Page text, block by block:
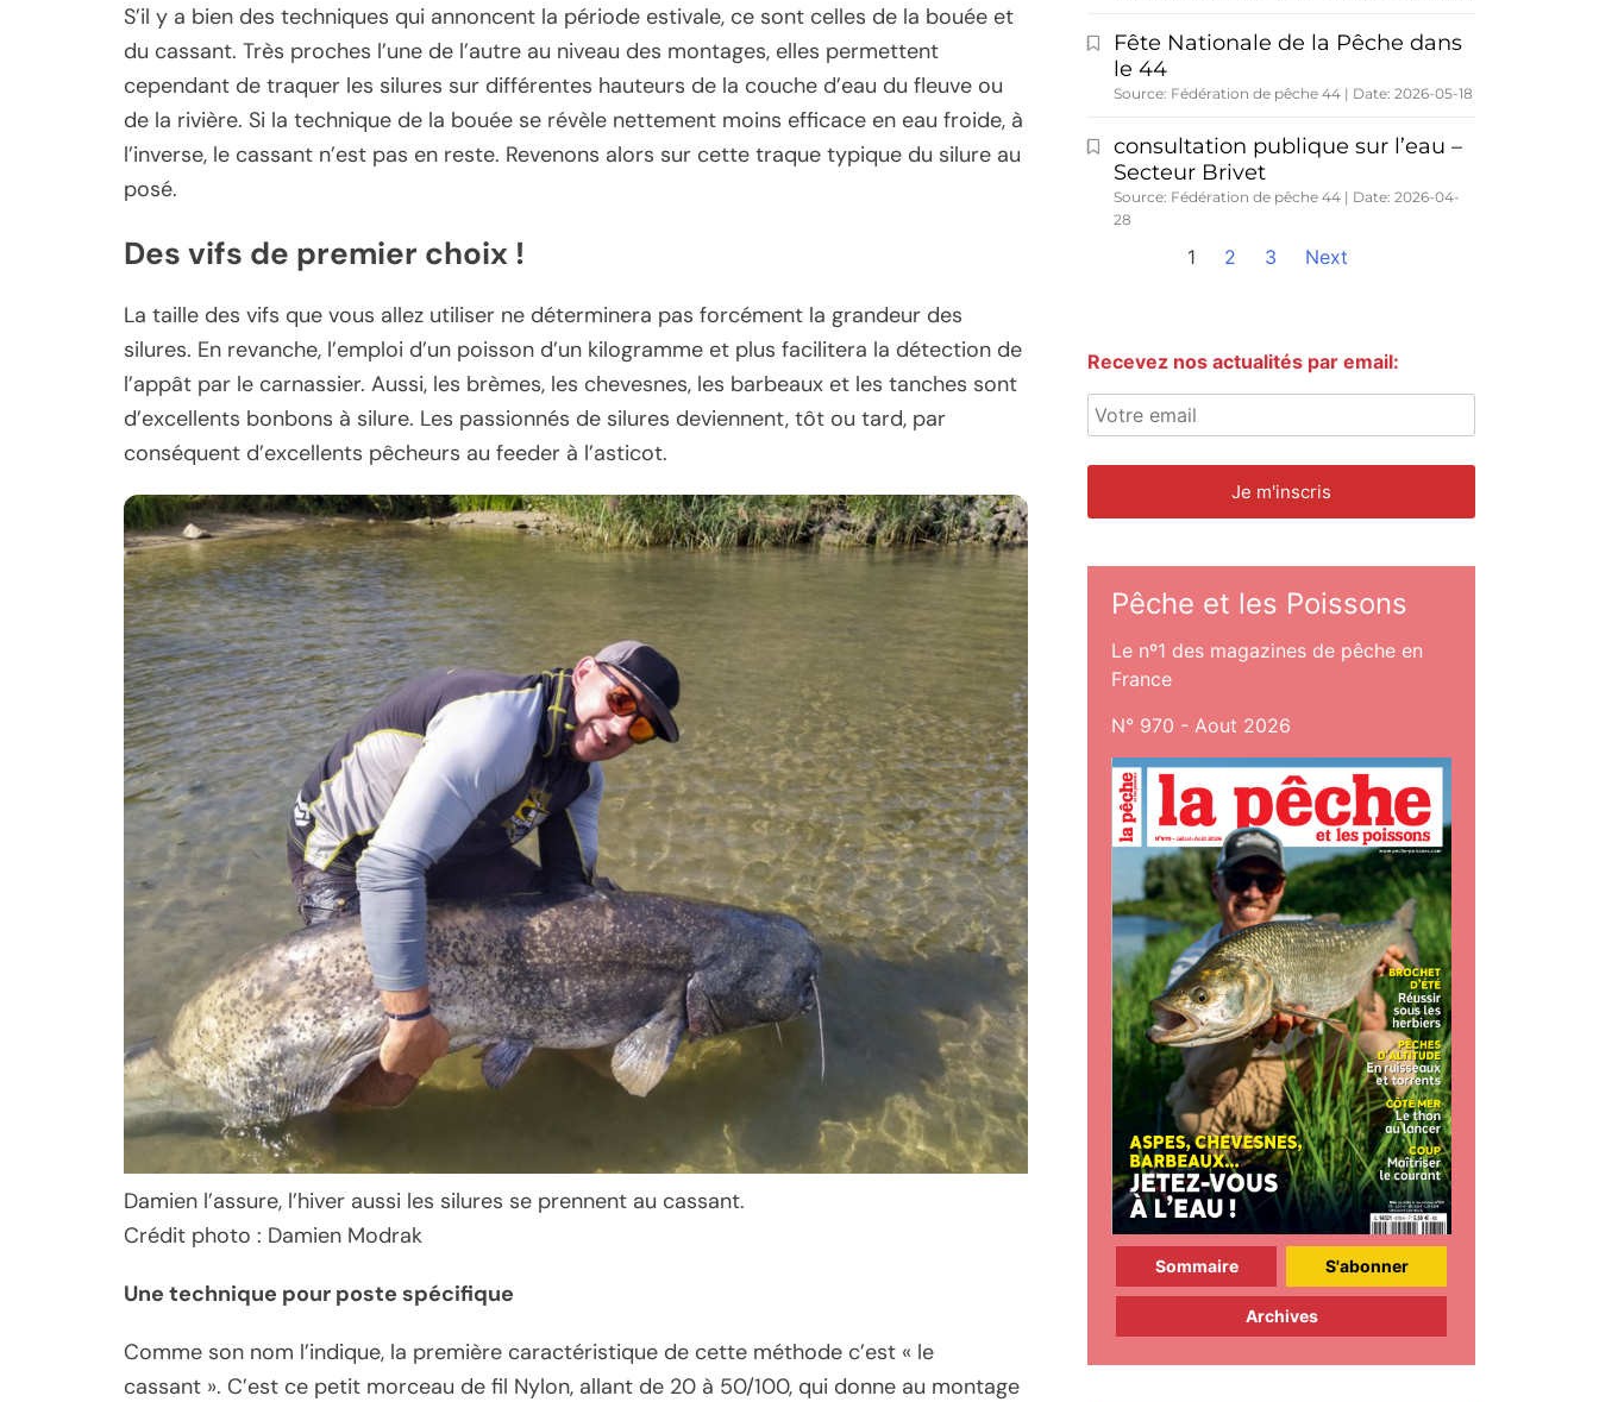
S’il y a bien des techniques qui annoncent la période estivale, ce sont celles de la bouée et
du cassant. Très proches l’une de l’autre au niveau des montages, elles permettent
cependant de traquer les silures sur différentes hauteurs de la couche d’eau du fleuve ou
de la rivière. Si la technique de la bouée se révèle nettement moins efficace en eau froide, à
l’inverse, le cassant n’est pas en reste. Revenons alors sur cette traque typique du silure au
posé.
Des vifs de premier choix !
La taille des vifs que vous allez utiliser ne déterminera pas forcément la grandeur des
silures. En revanche, l’emploi d’un poisson d’un kilogramme et plus facilitera la détection de
l’appât par le carnassier. Aussi, les brèmes, les chevesnes, les barbeaux et les tanches sont
d’excellents bonbons à silure. Les passionnés de silures deviennent, tôt ou tard, par
conséquent d’excellents pêcheurs au feeder à l’asticot.
Damien l’assure, l’hiver aussi les silures se prennent au cassant.
Crédit photo : Damien Modrak
Une technique pour poste spécifique
Comme son nom l’indique, la première caractéristique de cette méthode c’est « le
cassant ». C’est ce petit morceau de fil Nylon, allant de 20 à 50/100, qui donne au montage
Fête Nationale de la Pêche dans
le 44
Source: Fédération de pêche 44 Date: 2026-05-18
consultation publique sur l’eau –
Secteur Brivet
Source: Fédération de pêche 44
Date: 2026-04-
28
1 2 3 Next
Recevez nos actualités par email:
Pêche et les Poissons
Le nº1 des magazines de pêche en
France
N° 970 - Aout 2026
Sommaire S'abonner
Archives